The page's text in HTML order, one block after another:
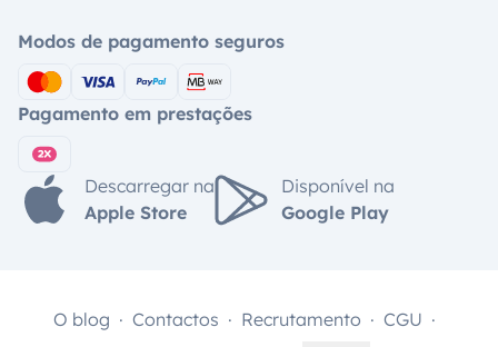
Modos de pagamento seguros
Pagamento em prestações
Descarregar na
Apple Store
Disponível na
Google Play
O blog Contactos Recrutamento CGU